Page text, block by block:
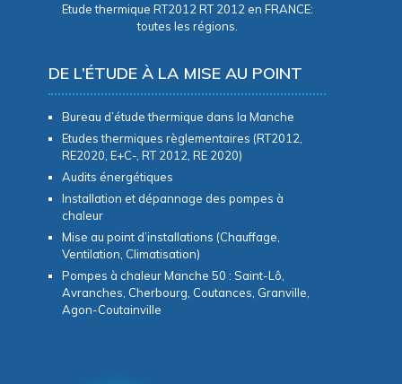
Etude thermique RT2012 RT 2012 en FRANCE:
toutes les régions.
DE L’ÉTUDE À LA MISE AU POINT
Bureau d’étude thermique dans la Manche
Etudes thermiques règlementaires (RT2012,
RE2020, E+C-, RT 2012, RE 2020)
Audits énergétiques
Installation et dépannage des pompes à
chaleur
Mise au point d’installations (Chauffage,
Ventilation, Climatisation)
Pompes à chaleur Manche 50 : Saint-Lô,
Avranches, Cherbourg, Coutances, Granville,
Agon-Coutainville